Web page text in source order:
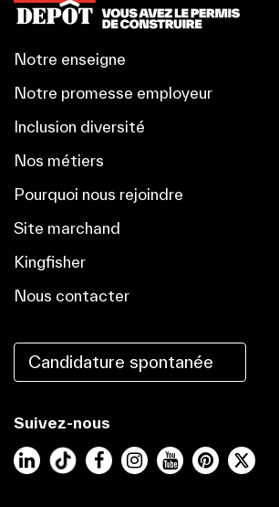
Notre enseigne
Notre promesse employeur
Inclusion diversité
Nos métiers
Pourquoi nous rejoindre
Site marchand
Kingfisher
Nous contacter
Candidature spontanée
Suivez-nous
LinkedIn FacebookInstagramYouTubePinterest